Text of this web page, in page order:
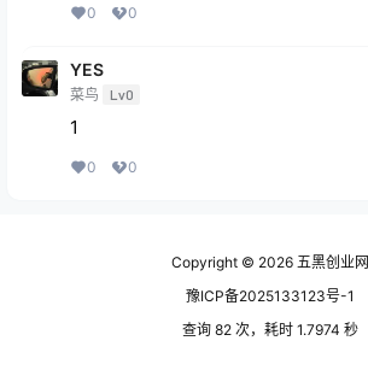
0 0
YES
菜鸟 Lv0
1
0 0
Copyright © 2026 五黑创业网
豫ICP备2025133123号-1
查询 82 次，耗时 1.7974 秒